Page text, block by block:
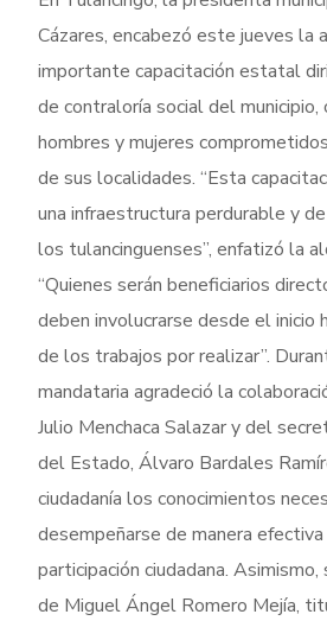
Cázares, encabezó este jueves la
importante capacitación estatal
de contraloría social del municipio,
hombres y mujeres
de sus localidades. “Esta
una infraestructura perdurable y
los tulancinguenses”, enfatizó la
“Quienes serán beneficiarios
deben involucrarse desde el inicio
de los trabajos por realizar”.
mandataria agradeció la
Julio Menchaca Salazar y del
del Estado, Álvaro Bardales
ciudadanía los conocimientos
desempeñarse de manera
participación ciudadana.
de Miguel Ángel Romero Mejía,